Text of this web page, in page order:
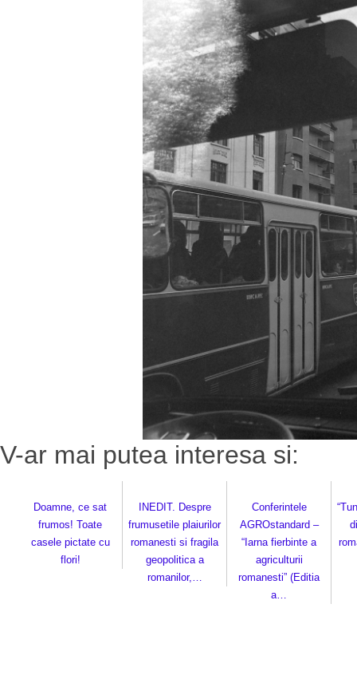
V-ar mai putea interesa si:
Doamne, ce sat
frumos! Toate
casele pictate cu
flori!
INEDIT. Despre
frumusetile plaiurilor
romanesti si fragila
geopolitica a
romanilor,…
Conferintele
AGROstandard –
“Iarna fierbinte a
agriculturii
romanesti” (Editia
a…